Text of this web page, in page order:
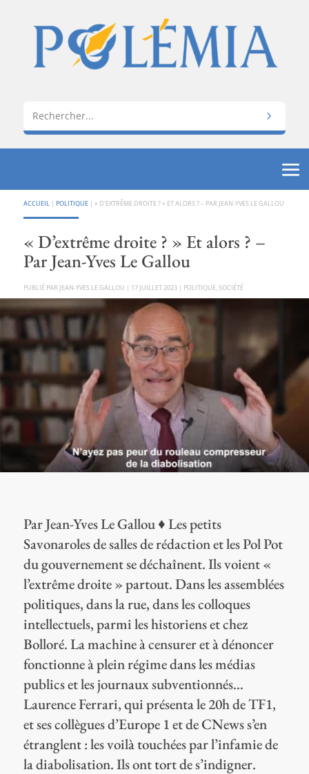
ACCUEIL | POLITIQUE| « D’EXTRÊME DROITE ? » ET ALORS ? – PAR JEAN-YVES LE GALLOU
« D’extrême droite ? » Et alors ? –
Par Jean-Yves Le Gallou
PAR JEAN-YVES LE GALLOU | 17 JUILLET 2023| POLITIQUE, SOCIÉTÉ
Par Jean-Yves Le Gallou ♦ Les petits
Savonaroles de salles de rédaction et les Pol Pot
du gouvernement se déchaînent. Ils voient «
l’extrême droite » partout. Dans les assemblées
politiques, dans la rue, dans les colloques
intellectuels, parmi les historiens et chez
Bolloré. La machine à censurer et à dénoncer
fonctionne à plein régime dans les médias
publics et les journaux subventionnés…
Laurence Ferrari, qui présenta le 20h de TF1,
et ses collègues d’Europe 1 et de CNews s’en
étranglent : les voilà touchées par l’infamie de
la diabolisation. Ils ont tort de s’indigner.